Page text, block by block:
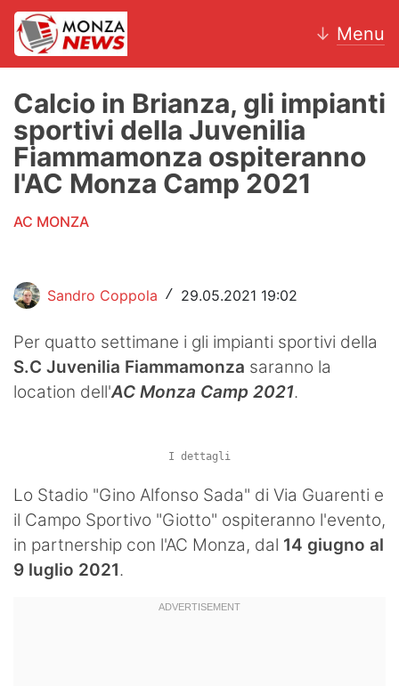
↓ Menu
News
AC Monza
Calcio
Volley
Hockey
Altri sport
Pallamano
Altre
News
Calcio in Brianza, gli impianti
sportivi della Juvenilia
Fiammamonza ospiteranno
l'AC Monza Camp 2021
AC MONZA
Sandro Coppola / 29.05.2021 19:02
Per quatto settimane i gli impianti sportivi della
S.C Juvenilia Fiammamonza saranno la
location dell'AC Monza Camp 2021.
I dettagli
Lo Stadio "Gino Alfonso Sada" di Via Guarenti e
il Campo Sportivo "Giotto" ospiteranno l'evento,
in partnership con l'AC Monza, dal 14 giugno al
9 luglio 2021.